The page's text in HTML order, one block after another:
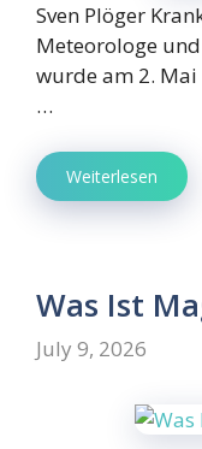
Sven Plöger
Meteorologe
wurde am 2. Mai
…
Weiterlesen
Was Ist
July 9, 2026